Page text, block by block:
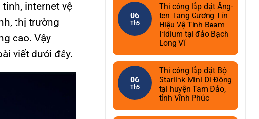
internet vệ
thị trường
cao. Vậy
viết dưới đây.
06
Th5
Thi công lắp đặt Ăng-
ten Tăng Cường Tín
Hiệu Vệ Tinh Beam
Iridium tại đảo Bạch
Long Vĩ
06
Th5
Thi công lắp đặt Bộ
Starlink Mini Di Động
tại huyện Tam Đảo,
tỉnh Vĩnh Phúc